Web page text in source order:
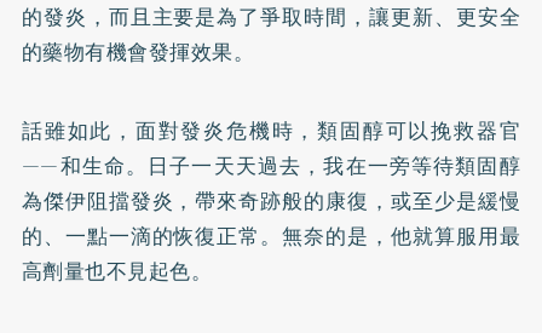
的發炎，而且主要是為了爭取時間，讓更新、更安全
的藥物有機會發揮效果。
話雖如此，面對發炎危機時，類固醇可以挽救器官
——和生命。日子一天天過去，我在一旁等待類固醇
為傑伊阻擋發炎，帶來奇跡般的康復，或至少是緩慢
的、一點一滴的恢復正常。無奈的是，他就算服用最
高劑量也不見起色。